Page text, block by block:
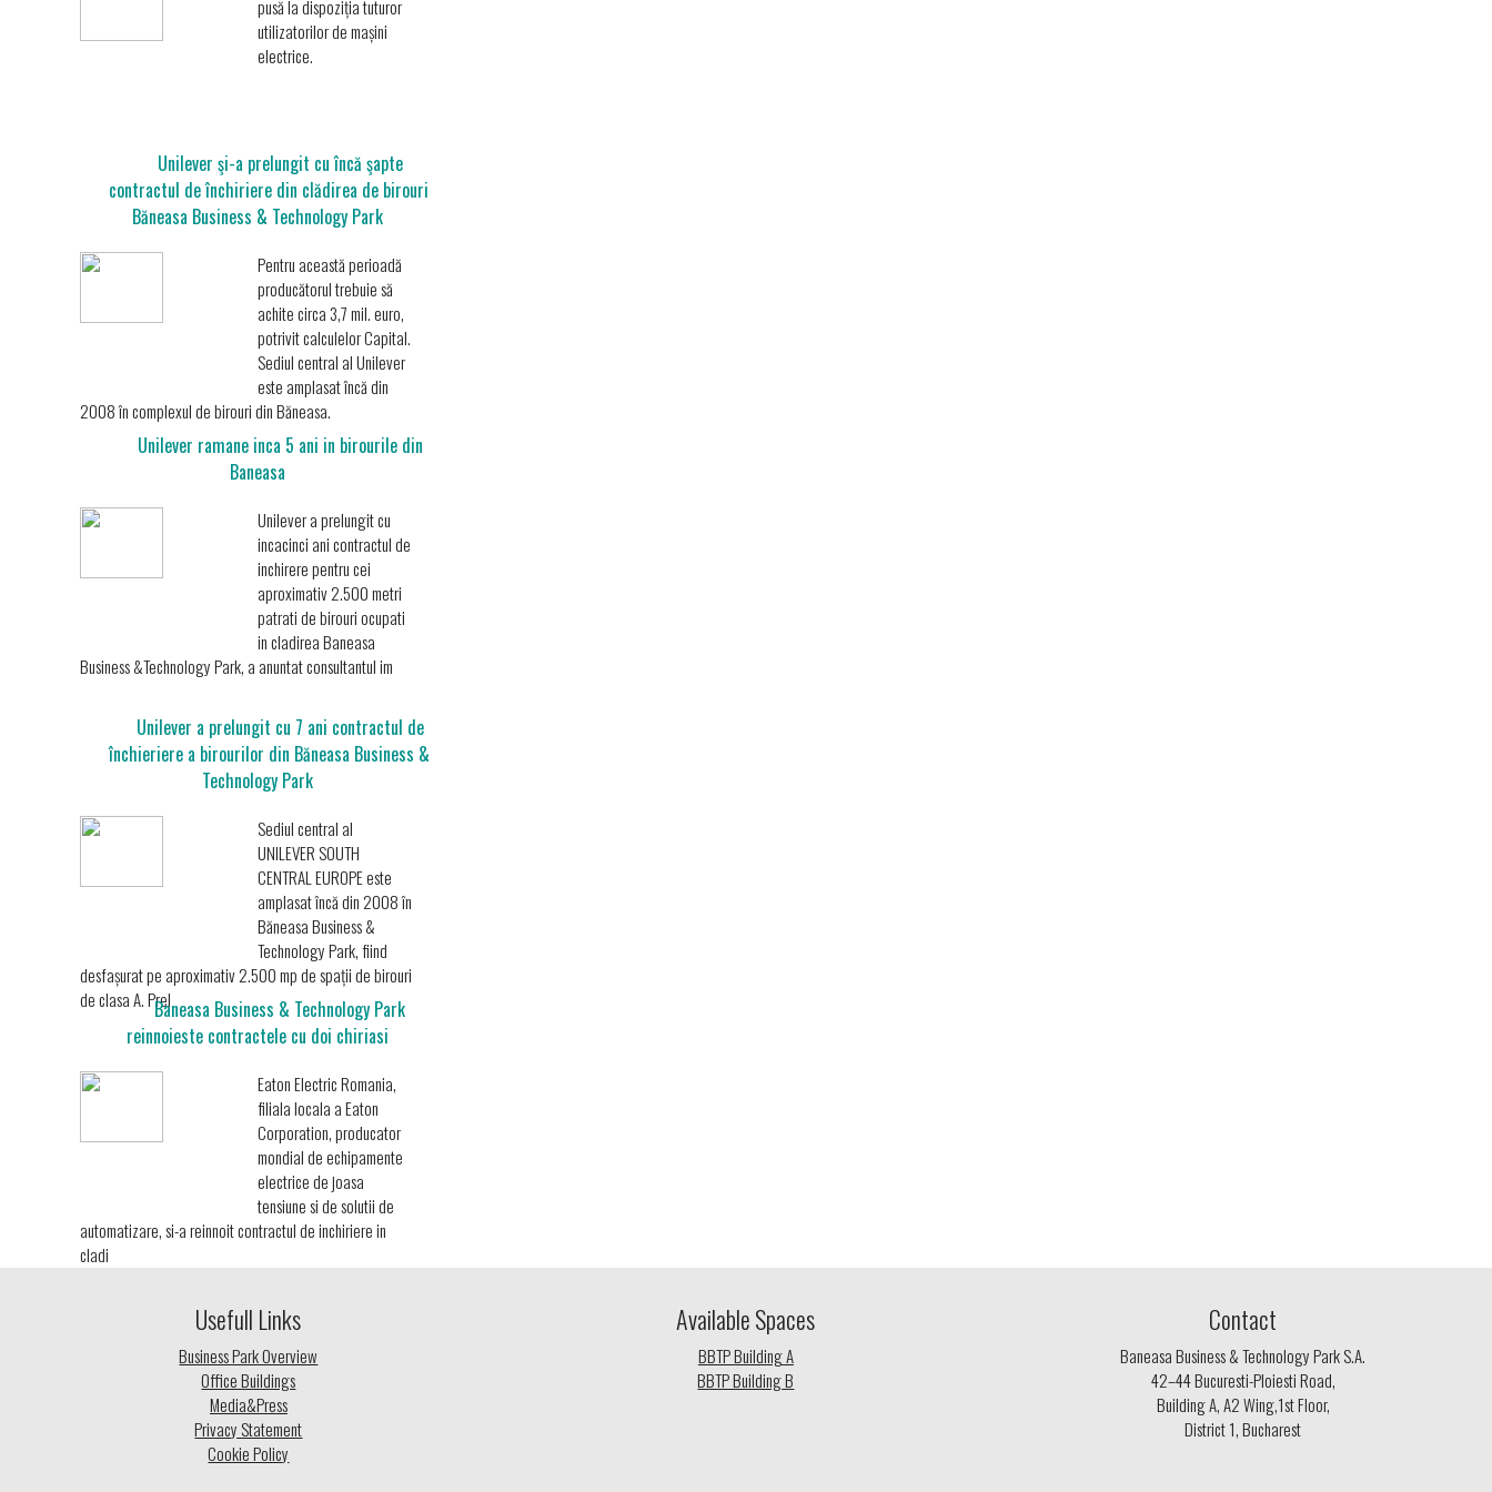
pusă la dispoziția tuturor
utilizatorilor de mașini
electrice.
Unilever şi-a prelungit cu încă şapte
contractul de închiriere din clădirea de birouri
Băneasa Business & Technology Park
Pentru această perioadă
producătorul trebuie să
achite circa 3,7 mil. euro,
potrivit calculelor Capital.
Sediul central al Unilever
este amplasat încă din
2008 în complexul de birouri din Băneasa.
Unilever ramane inca 5 ani in birourile din
Baneasa
Unilever a prelungit cu
incacinci ani contractul de
inchirere pentru cei
aproximativ 2.500 metri
patrati de birouri ocupati
in cladirea Baneasa
Business &Technology Park, a anuntat consultantul im
Unilever a prelungit cu 7 ani contractul de
închieriere a birourilor din Băneasa Business &
Technology Park
Sediul central al
UNILEVER SOUTH
CENTRAL EUROPE este
amplasat încă din 2008 în
Băneasa Business &
Technology Park, fiind
desfașurat pe aproximativ 2.500 mp de spații de birouri
de clasa A. PrelBaneasa Business & Technology Park
reinnoieste contractele cu doi chiriasi
Eaton Electric Romania,
filiala locala a Eaton
Corporation, producator
mondial de echipamente
electrice de joasa
tensiune si de solutii de
automatizare, si-a reinnoit contractul de inchiriere in
cladi
Usefull Links
Business Park Overview
Office Buildings
Media&Press
Privacy Statement
Cookie Policy
Available Spaces
BBTP Building A
BBTP Building B
Contact
Baneasa Business & Technology Park S.A.
42–44 Bucuresti-Ploiesti Road,
Building A, A2 Wing,1st Floor,
District 1, Bucharest